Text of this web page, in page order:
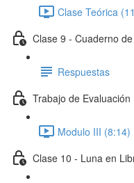
Clase Teórica
Clase 9 - Cuaderno
Respuestas
Trabajo de Evaluación
Modulo III (8:14)
Clase 10 - Luna en